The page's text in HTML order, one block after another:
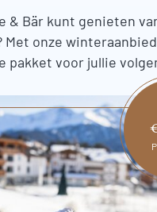
& Bär kunt genieten
onze
pakket voor jullie